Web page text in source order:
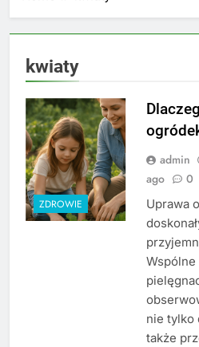
kwiaty
ZDROWIE
admin
ago
0
Uprawa
Wspólne
nie tylko
także